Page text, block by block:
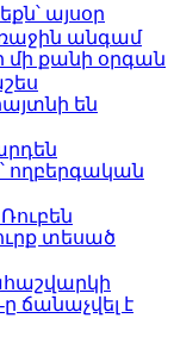
այսօր
անգամ
քանի օրգան
են
ողբերգական
տեսած
ճանաչվել է